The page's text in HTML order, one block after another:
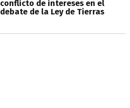
conflicto de intereses en el
debate de la Ley de Tierras